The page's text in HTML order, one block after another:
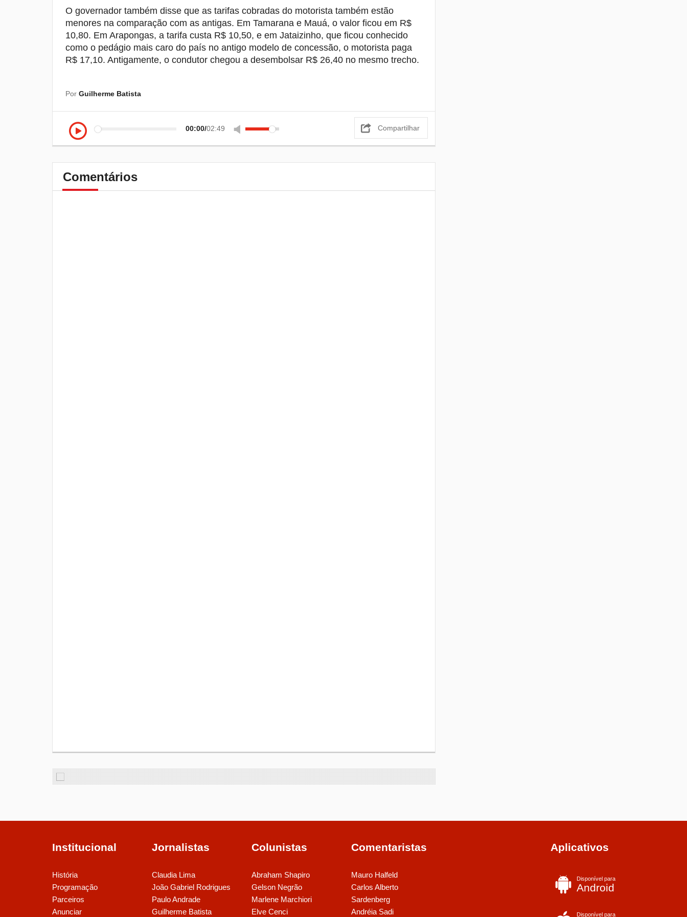
O governador também disse que as tarifas cobradas do motorista também estão
menores na comparação com as antigas. Em Tamarana e Mauá, o valor ficou em R$
10,80. Em Arapongas, a tarifa custa R$ 10,50, e em Jataizinho, que ficou conhecido
como o pedágio mais caro do país no antigo modelo de concessão, o motorista paga
R$ 17,10. Antigamente, o condutor chegou a desembolsar R$ 26,40 no mesmo trecho.
Por Guilherme Batista
00:00 02:49 Compartilhar
Comentários
Institucional
História
Programação
Parceiros
Anunciar
Jornalistas
Claudia Lima
João Gabriel Rodrigues
Paulo Andrade
Guilherme Batista
Colunistas
Abraham Shapiro
Gelson Negrão
Marlene Marchiori
Elve Cenci
Comentaristas
Mauro Halfeld
Carlos Alberto
Sardenberg
Andréia Sadi
Aplicativos
Disponível para
Android
Disponível para